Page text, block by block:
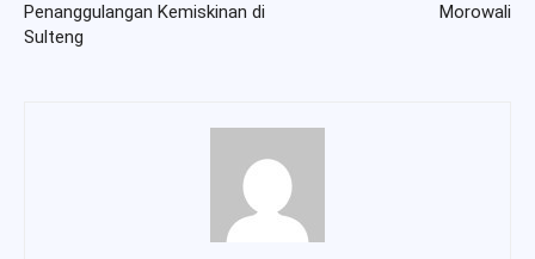
Penanggulangan Kemiskinan di
Sulteng
Morowali